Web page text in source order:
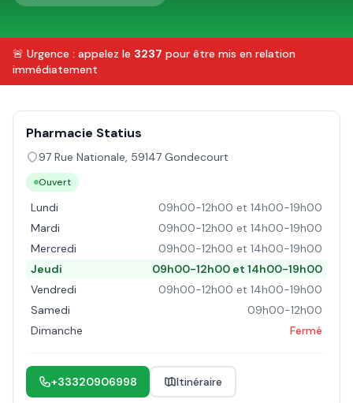
🚨 Urgence : appelez le 3237 pour être mis en relation
immédiatement
Pharmacie Statius
97 Rue Nationale, 59147 Gondecourt
Ouvert
Lundi
09h00-12h00 et 14h00-19h00
Mardi
09h00-12h00 et 14h00-19h00
Mercredi
09h00-12h00 et 14h00-19h00
Jeudi
09h00-12h00 et 14h00-19h00
Vendredi
09h00-12h00 et 14h00-19h00
Samedi
09h00-12h00
Dimanche
Fermé
+33320906998 Itinéraire